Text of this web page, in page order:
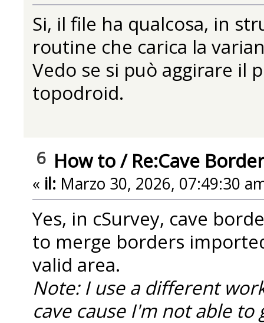
Si, il file ha qualcosa, in
routine che carica la
Vedo se si può aggirare il
topodroid.
6 How to/ Re:Cave
« il: Marzo 30, 2026, 07:49:30
Yes, in cSurvey, cave
to merge borders
valid area.
Note: I use a different
cave cause I'm not able